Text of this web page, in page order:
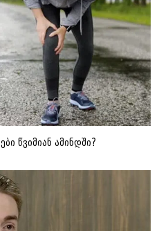
წვიმიან ამინდში?